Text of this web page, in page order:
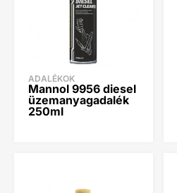
ADALÉKOK
Mannol 9956 diesel
üzemanyagadalék
250ml